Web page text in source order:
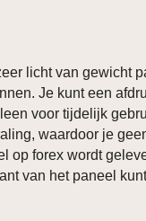
licht van gewicht
Je kunt een
voor tijdelijk
waardoor je
op forex wordt
van het paneel